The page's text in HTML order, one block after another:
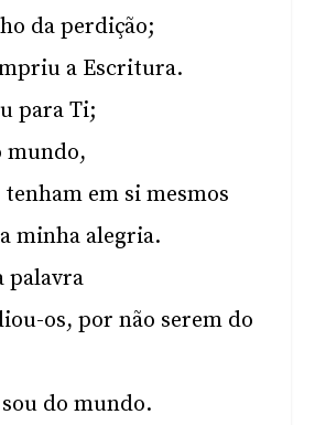
da perdição;
a Escritura.
para Ti;
mundo,
em si mesmos
minha alegria.
palavra
os, por não serem do
do mundo.